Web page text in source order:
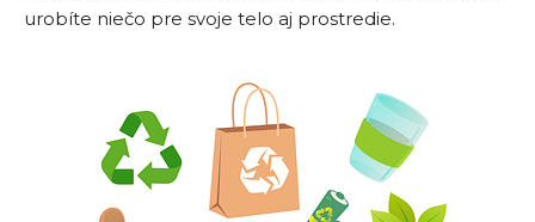
urobíte niečo pre svoje telo aj prostredie.